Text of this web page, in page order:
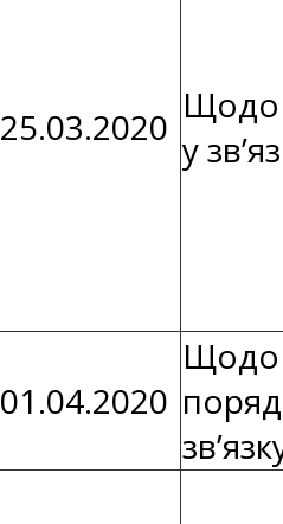
25.03.2020 Щодо
у
01.04.2020
Щодо